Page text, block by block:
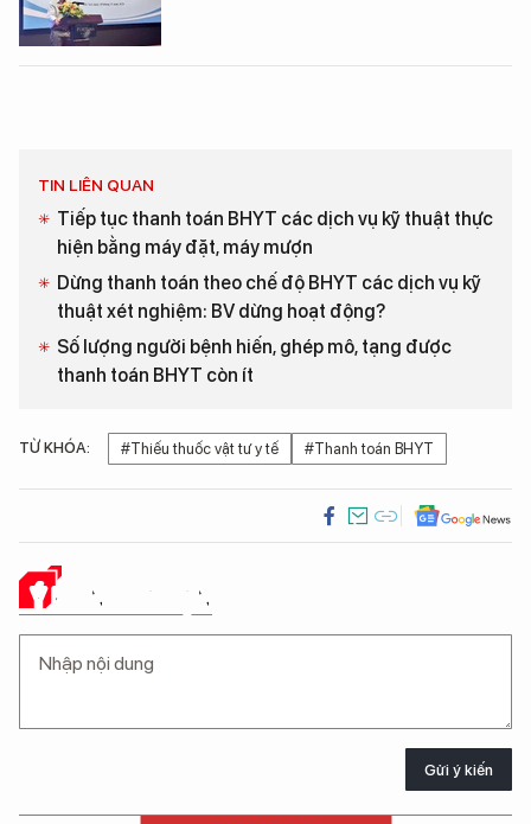
TIN LIÊN QUAN
Tiếp tục thanh toán BHYT các dịch vụ kỹ thuật thực
hiện bằng máy đặt, máy mượn
Dừng thanh toán theo chế độ BHYT các dịch vụ kỹ
thuật xét nghiệm: BV dừng hoạt động?
Số lượng người bệnh hiến, ghép mô, tạng được
thanh toán BHYT còn ít
TỪ KHÓA: #Thiếu thuốc vật tư y tế #Thanh toán BHYT
Ý KIẾN CỦA BẠN
Gửi ý kiến